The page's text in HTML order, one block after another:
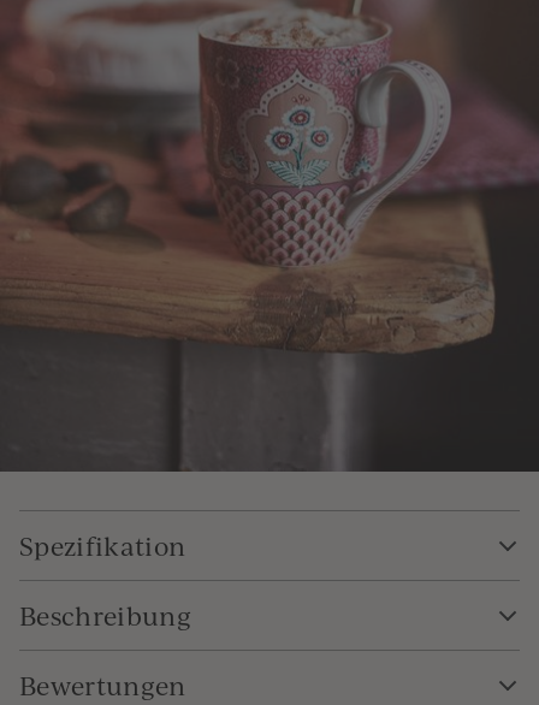
Spezifikation
Beschreibung
Bewertungen